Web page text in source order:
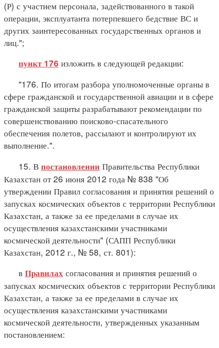
(Р) с участием персонала, задействованного в такой
операции, эксплуатанта потерпевшего бедствие ВС и
других заинтересованных государственных органов и
лиц.";
пункт 176 изложить в следующей редакции:
"176. По итогам разбора уполномоченные органы в
сфере гражданской и государственной авиации и в сфере
гражданской защиты разрабатывают рекомендации по
совершенствованию поисково-спасательного
обеспечения полетов, рассылают и контролируют их
выполнение.".
15. В постановлении Правительства Республики
Казахстан от 26 июня 2012 года № 838 "Об
утверждении Правил согласования и принятия решений о
запусках космических объектов с территории Республики
Казахстан, а также за ее пределами в случае их
осуществления казахстанскими участниками
космической деятельности" (САПП Республики
Казахстан, 2012 г., № 58, ст. 801):
в Правилах согласования и принятия решений о
запусках космических объектов с территории Республики
Казахстан, а также за ее пределами в случае их
осуществления казахстанскими участниками
космической деятельности, утвержденных указанным
постановлением: